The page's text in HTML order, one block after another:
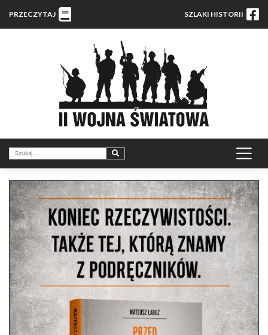
PRZECZYTAJ SZLAKI HISTORII